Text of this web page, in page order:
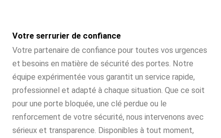
Votre serrurier de confiance
Votre partenaire de confiance pour toutes vos urgences
et besoins en matière de sécurité des portes. Notre
équipe expérimentée vous garantit un service rapide,
professionnel et adapté à chaque situation. Que ce soit
pour une porte bloquée, une clé perdue ou le
renforcement de votre sécurité, nous intervenons avec
sérieux et transparence. Disponibles à tout moment,